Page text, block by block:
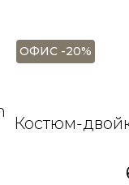
ОФИС -20%
Костюм-